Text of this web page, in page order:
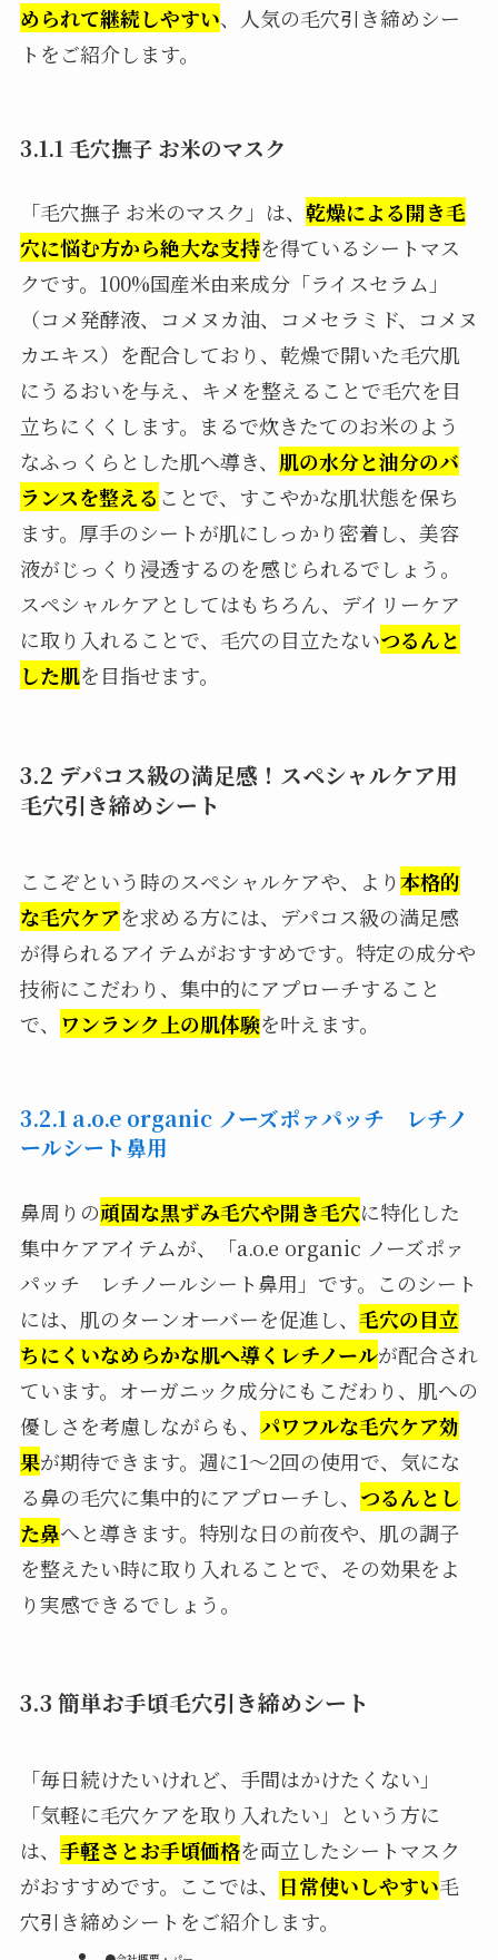
められて継続しやすい、人気の毛穴引き締めシー
トをご紹介します。
3.1.1 毛穴撫子 お米のマスク
「毛穴撫子 お米のマスク」は、 乾燥による開き毛
穴に悩む方から絶大な支持を得ているシートマス
クです。100%国産米由来成分「ライスセラム」
（コメ発酵液、コメヌカ油、コメセラミド、コメヌ
カエキス）を配合しており、乾燥で開いた毛穴肌
にうるおいを与え、キメを整えることで毛穴を目
立ちにくくします。まるで炊きたてのお米のよう
なふっくらとした肌へ導き、 肌の水分と油分のバ
ランスを整える ことで、すこやかな肌状態を保ち
ます。厚手のシートが肌にしっかり密着し、美容
液がじっくり浸透するのを感じられるでしょう。
スペシャルケアとしてはもちろん、デイリーケア
に取り入れることで、毛穴の目立たないつるんと
した肌を目指せます。
3.2 デパコス級の満足感！スペシャルケア用
毛穴引き締めシート
ここぞという時のスペシャルケアや、より本格的
な毛穴ケアを求める方には、デパコス級の満足感
が得られるアイテムがおすすめです。特定の成分や
技術にこだわり、集中的にアプローチすること
で、 ワンランク上の肌体験を叶えます。
3.2.1 a.o.e organic ノーズポァパッチ レチノ
ールシート鼻用
鼻周りの頑固な黒ずみ毛穴や開き毛穴に特化した
集中ケアアイテムが、「a.o.e organic ノーズポァ
パッチ レチノールシート鼻用」です。このシート
には、肌のターンオーバーを促進し、 毛穴の目立
ちにくいなめらかな肌へ導くレチノールが配合され
ています。オーガニック成分にもこだわり、肌への
優しさを考慮しながらも、 パワフルな毛穴ケア効
果が期待できます。週に1〜2回の使用で、気にな
る鼻の毛穴に集中的にアプローチし、 つるんとし
た鼻へと導きます。特別な日の前夜や、肌の調子
を整えたい時に取り入れることで、その効果をよ
り実感できるでしょう。
3.3 簡単お手頃毛穴引き締めシート
「毎日続けたいけれど、手間はかけたくない」
「気軽に毛穴ケアを取り入れたい」という方に
は、 手軽さとお手頃価格を両立したシートマスク
がおすすめです。ここでは、
日常使いしやすい毛
穴引き締めシートをご紹介します。